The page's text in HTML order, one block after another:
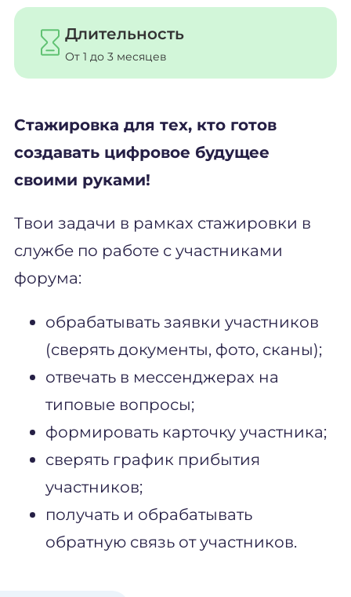
Длительность
От 1 до 3 месяцев
Стажировка для тех, кто готов
создавать цифровое будущее
своими руками!
Твои задачи в рамках стажировки в
службе по работе с участниками
форума:
обрабатывать заявки участников
(сверять документы, фото, сканы);
отвечать в мессенджерах на
типовые вопросы;
формировать карточку участника;
сверять график прибытия
участников;
получать и обрабатывать
обратную связь от участников.